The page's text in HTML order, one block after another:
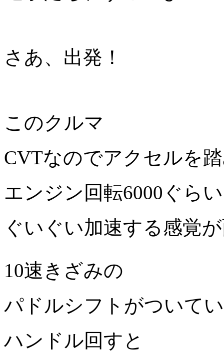
さあ、出発！
このクルマ
CVTなのでアクセルを
エンジン回転6000ぐら
ぐいぐい加速する感覚
10速きざみの
パドルシフトがついて
ハンドル回すと